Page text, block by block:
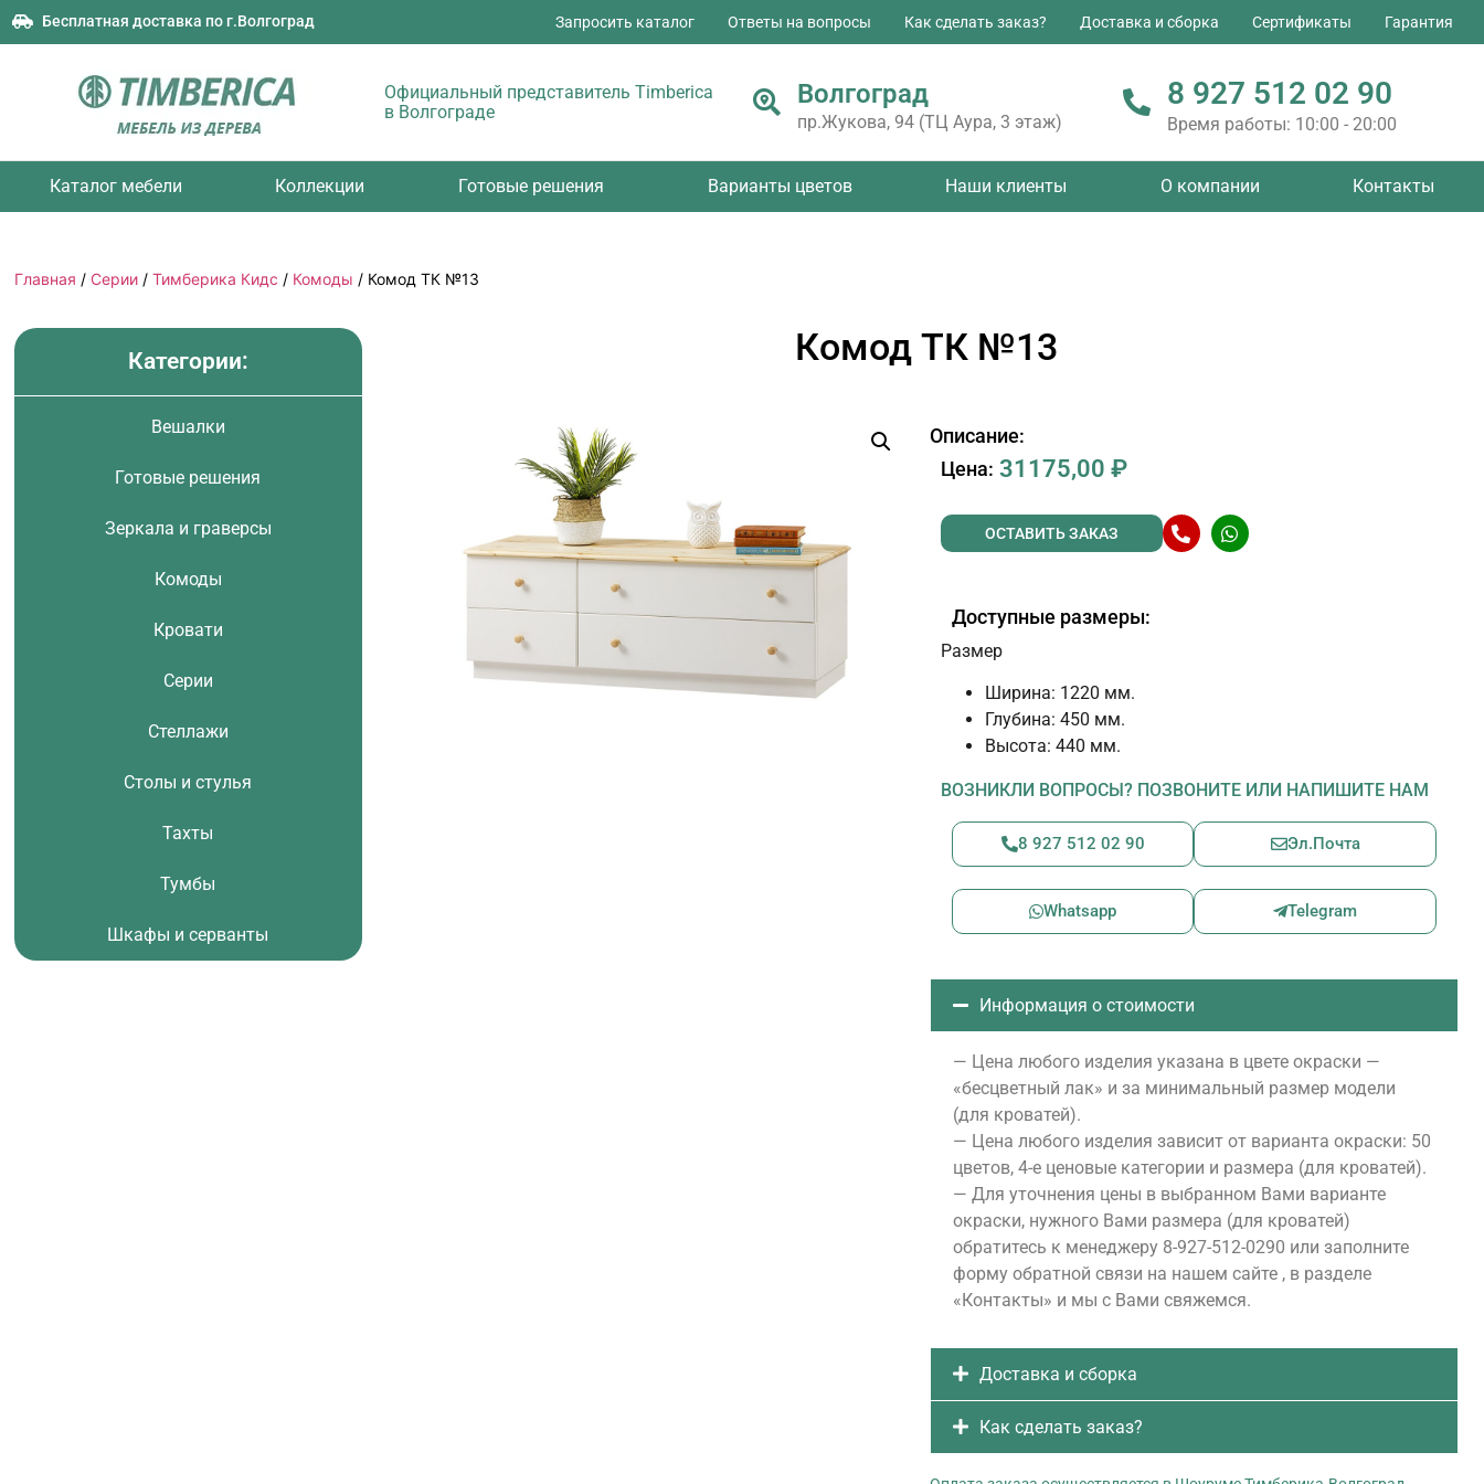
Бесплатная доставка по г.Волгоград Запросить каталог Ответы на вопросы Как сделать заказ? Доставка и сборка Сертификаты Гарантия
Официальный представитель Timberica
в Волгограде
Волгоград
пр.Жукова, 94 (ТЦ Аура, 3 этаж)
8 927 512 02 90
Время работы: 10:00 - 20:00
Каталог мебели Коллекции Готовые решения Варианты цветов Наши клиенты О компании Контакты
Главная / Серии / Тимберика Кидс / Комоды / Комод ТК №13
Категории:
Вешалки
Готовые решения
Зеркала и граверсы
Комоды
Кровати
Серии
Стеллажи
Столы и стулья
Тахты
Тумбы
Шкафы и серванты
Комод ТК №13
Описание:
Цена: 31175,00 ₽
ОСТАВИТЬ ЗАКАЗ
Доступные размеры:
Размер
Ширина: 1220 мм.
Глубина: 450 мм.
Высота: 440 мм.
ВОЗНИКЛИ ВОПРОСЫ? ПОЗВОНИТЕ ИЛИ НАПИШИТЕ НАМ
8 927 512 02 90 Эл.Почта
Whatsapp Telegram
Информация о стоимости
— Цена любого изделия указана в цвете окраски —
«бесцветный лак» и за минимальный размер модели
(для кроватей).
— Цена любого изделия зависит от варианта окраски: 50
цветов, 4-е ценовые категории и размера (для кроватей).
— Для уточнения цены в выбранном Вами варианте
окраски, нужного Вами размера (для кроватей)
обратитесь к менеджеру 8-927-512-0290 или заполните
форму обратной связи на нашем сайте , в разделе
«Контакты» и мы с Вами свяжемся.
Доставка и сборка
Как сделать заказ?